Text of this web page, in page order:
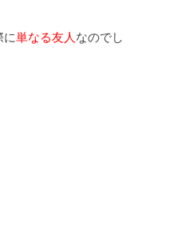
に単なる友人 なのでし